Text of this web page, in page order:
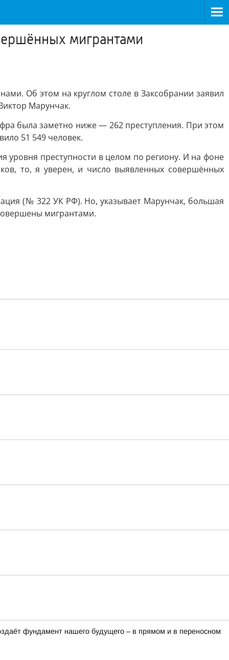
мигрантами
Об этом на круглом столе в Заксобрании заявил
Марунчак.
была заметно ниже — 262 преступления. При этом
51 549 человек.
уровня преступности в целом по региону. И на фоне
то, я уверен, и число выявленных совершённых
(№ 322 УК РФ). Но, указывает Марунчак, большая
мигрантами.
фундамент нашего будущего – в прямом и в переносном